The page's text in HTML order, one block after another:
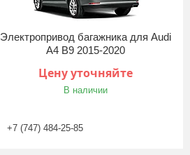
Электропривод багажника для Audi
A4 B9 2015-2020
Цену уточняйте
В наличии
+7 (747) 484-25-85